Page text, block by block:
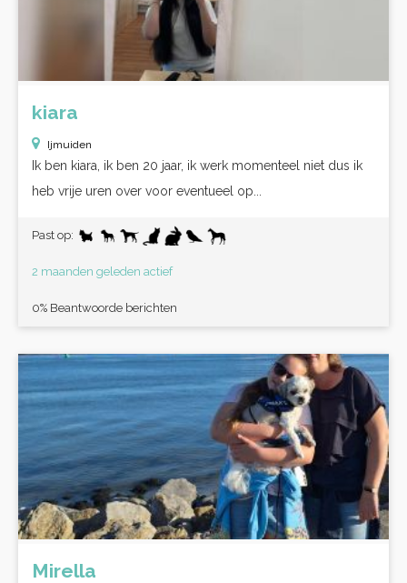
kiara
Ijmuiden
Ik ben kiara, ik ben 20 jaar, ik werk momenteel niet dus ik
heb vrije uren over voor eventueel op...
Past op:
2 maanden geleden actief
0% Beantwoorde berichten
Mirella